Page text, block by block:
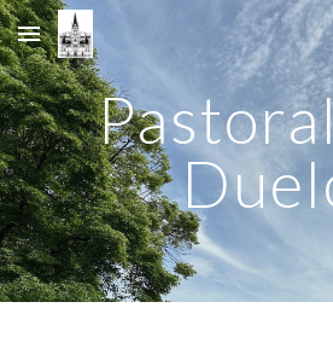
Skip to main content